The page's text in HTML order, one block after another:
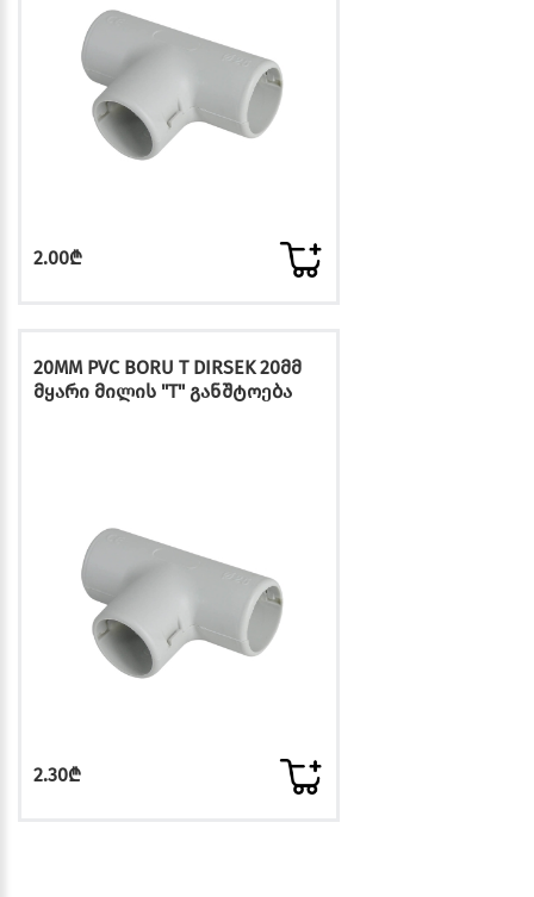
2.00₾
20MM PVC BORU T DIRSEK 20მმ
მყარი მილის "T" განშტოება
2.30₾